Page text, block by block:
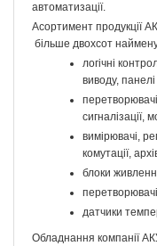
автоматизації.
Асортимент продукції
більше двохсот
логічні
виводу,
сигналізації,
вимірювачі,
комутації,
блоки
датчики
Обладнання компанії